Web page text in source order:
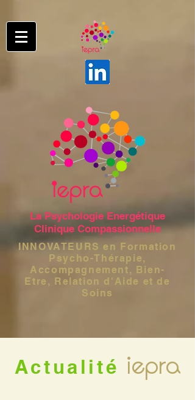
La Psychologie Energétique
Clinique Compassionnelle
INNOVATEURS en Formation
Psycho-Thérapie,
Accompagnement, Bien-
Etre, Relation d'Aide et de
Soins
Actualité iepra